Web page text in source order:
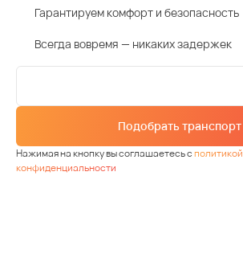
Гарантируем комфорт и безопасность
Всегда вовремя — никаких задержек
Подобрать транспорт
Нажимая на кнопку вы соглашаетесь сполитикой
конфиденциальности